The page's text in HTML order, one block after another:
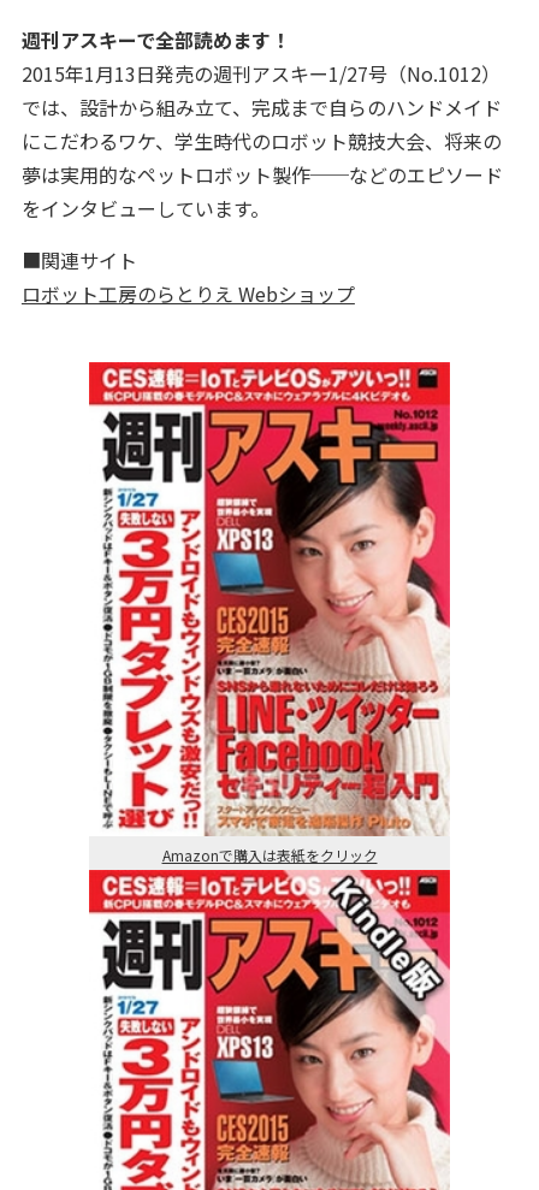
週刊アスキーで全部読めます！
2015年1月13日発売の週刊アスキー1/27号（No.1012）
では、設計から組み立て、完成まで自らのハンドメイド
にこだわるワケ、学生時代のロボット競技大会、将来の
夢は実用的なペットロボット製作──などのエピソード
をインタビューしています。
■関連サイト
ロボット工房のらとりえ Webショップ
Amazonで購入は表紙をクリック